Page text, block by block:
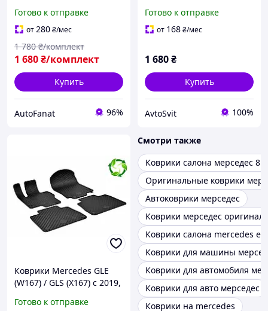
шт., Gumarny Zubri Чехия
(P222497)
Готово к отправке
от280₴/мес
1 680₴/комплект
1 780 ₴/комплект
Купить
AutoFanat 96%
(447) 2014-
Готово к отправке
от 168₴/мес
1 680₴
Купить
AvtoSvit 100%
Коврики Mercedes GLE
(W167) / GLS (X167) с 2019,
4 шт., Gumarny Zubri
Готово к отправке
Смотри также
Коврики салона мерседес
Оригинальные коврики
Автоковрики мерседес
Коврики мерседес оригинал
Коврики салона mercedes
Коврики для машины
Коврики для автомобиля
Коврики для авто мерседес
Коврики на mercedes